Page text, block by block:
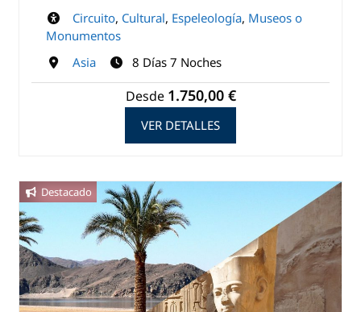
Circuito, Cultural, Espeleología, Museos o
Monumentos
Asia
8 Días 7 Noches
Desde 1.750,00 €
VER DETALLES
Destacado